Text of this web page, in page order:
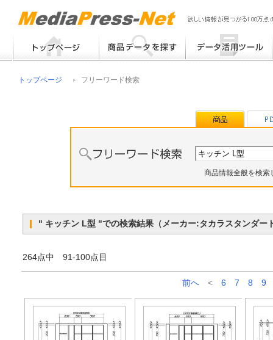
メーカー別検索
トップページ フリーワード検索
商品情報全般を検索
" キッチン L型 "での検索結果（メーカー:タカラスタンダ
264点中 91-100点目
前へ < 6 7 8 9